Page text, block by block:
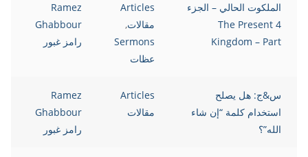
الملكوت الحالي – الجزء
4 The Present
Kingdom – Part
Articles
مقالات,
Sermons
عظات
Ramez
Ghabbour
رامز غبور
س&ج: هل يصلح
استخدام كلمة “إن شاء
الله”؟
Articles
مقالات
Ramez
Ghabbour
رامز غبور